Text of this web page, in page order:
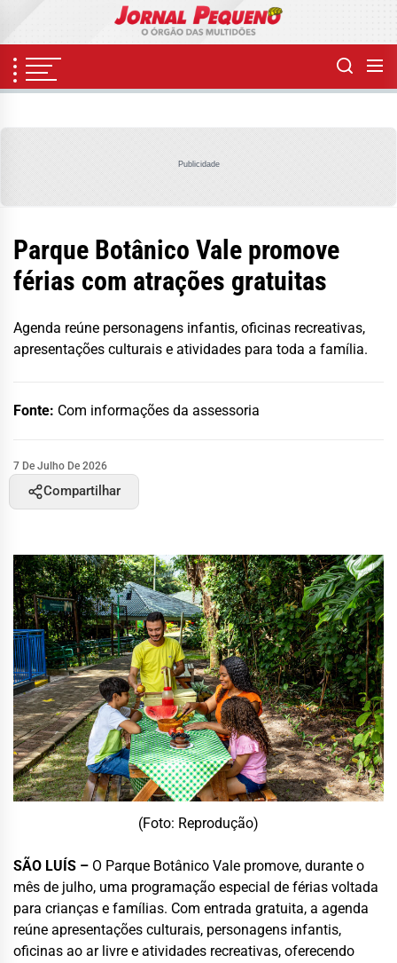
content
Publicidade
Parque Botânico Vale promove
férias com atrações gratuitas
Agenda reúne personagens infantis, oficinas recreativas,
apresentações culturais e atividades para toda a família.
Fonte: Com informações da assessoria
7 De Julho De 2026
Compartilhar
(Foto: Reprodução)
SÃO LUÍS – O Parque Botânico Vale promove, durante o
mês de julho, uma programação especial de férias voltada
para crianças e famílias. Com entrada gratuita, a agenda
reúne apresentações culturais, personagens infantis,
oficinas ao ar livre e atividades recreativas, oferecendo